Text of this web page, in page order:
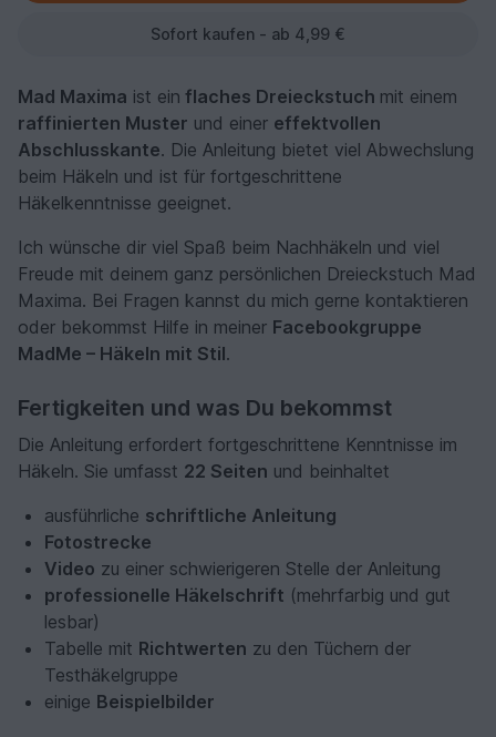
Sofort kaufen - ab 4,99 €
Mad Maxima ist ein flaches Dreieckstuch mit einem
raffinierten Muster und einer effektvollen
Abschlusskante. Die Anleitung bietet viel Abwechslung
beim Häkeln und ist für fortgeschrittene
Häkelkenntnisse geeignet.
Ich wünsche dir viel Spaß beim Nachhäkeln und viel
Freude mit deinem ganz persönlichen Dreieckstuch Mad
Maxima. Bei Fragen kannst du mich gerne kontaktieren
oder bekommst Hilfe in meiner Facebookgruppe
MadMe – Häkeln mit Stil.
Fertigkeiten und was Du bekommst
Die Anleitung erfordert fortgeschrittene Kenntnisse im
Häkeln. Sie umfasst 22 Seiten und beinhaltet
ausführliche schriftliche Anleitung
Fotostrecke
Video zu einer schwierigeren Stelle der Anleitung
professionelle Häkelschrift (mehrfarbig und gut
lesbar)
Tabelle mit Richtwerten zu den Tüchern der
Testhäkelgruppe
einige Beispielbilder